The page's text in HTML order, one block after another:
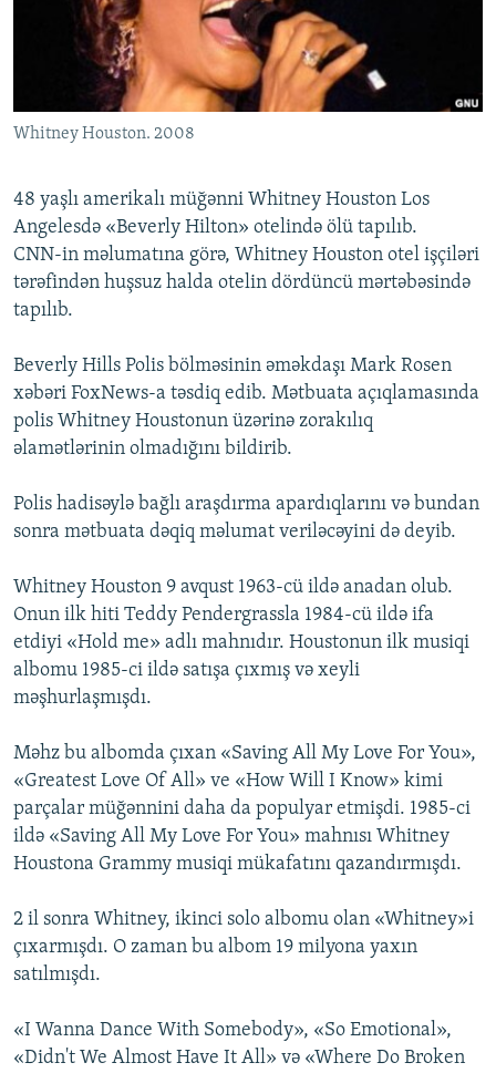
İNFOQRAFIKA
KARIKATURA
AZƏRBAYCAN ƏDƏBIYYATI KITABXANASI
İSLAM VƏ DEMOKRATIYA
İZ - MƏDƏNIYYƏT PROQRAMI
MISSIYAMIZ
PEŞƏ ETIKASI VƏ JURNALISTIKA STANDARTLARIMIZ
MATERIALLARIMIZDAN ISTIFADƏ
AZADLIQRADIOSU MOBIL TELEFONUNUZDA
XƏBƏR BÜLLETENLƏRIMIZ
RFE/RL-in bütün saytları
Whitney Houston. 2008
48 yaşlı amerikalı müğənni Whitney Houston Los
Angelesdə «Beverly Hilton» otelində ölü tapılıb.
CNN-in məlumatına görə, Whitney Houston otel işçiləri
tərəfindən huşsuz halda otelin dördüncü mərtəbəsində
tapılıb.
Beverly Hills Polis bölməsinin əməkdaşı Mark Rosen
xəbəri FoxNews-a təsdiq edib. Mətbuata açıqlamasında
polis Whitney Houstonun üzərinə zorakılıq
əlamətlərinin olmadığını bildirib.
Polis hadisəylə bağlı araşdırma apardıqlarını və bundan
sonra mətbuata dəqiq məlumat veriləcəyini də deyib.
Whitney Houston 9 avqust 1963-cü ildə anadan olub.
Onun ilk hiti Teddy Pendergrassla 1984-cü ildə ifa
etdiyi «Hold me» adlı mahnıdır. Houstonun ilk musiqi
albomu 1985-ci ildə satışa çıxmış və xeyli
məşhurlaşmışdı.
Məhz bu albomda çıxan «Saving All My Love For You»,
«Greatest Love Of All» ve «How Will I Know» kimi
parçalar müğənnini daha da populyar etmişdi. 1985-ci
ildə «Saving All My Love For You» mahnısı Whitney
Houstona Grammy musiqi mükafatını qazandırmışdı.
2 il sonra Whitney, ikinci solo albomu olan «Whitney»i
çıxarmışdı. O zaman bu albom 19 milyona yaxın
satılmışdı.
«I Wanna Dance With Somebody», «So Emotional»,
«Didn't We Almost Have It All» və «Where Do Broken